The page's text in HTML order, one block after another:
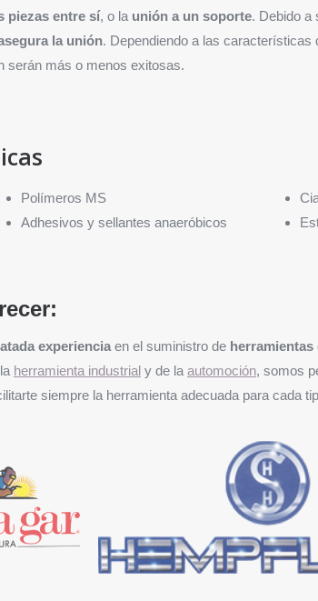
piezas entre sí, o la unión a un soporte. Debido a
la unión. Dependiendo a las características
serán más o menos exitosas.
Polímeros MS
Adhesivos y sellantes anaeróbicos
experiencia en el suministro de herramientas
herramienta industrial y de la automoción, somos
siempre la herramienta adecuada para cada